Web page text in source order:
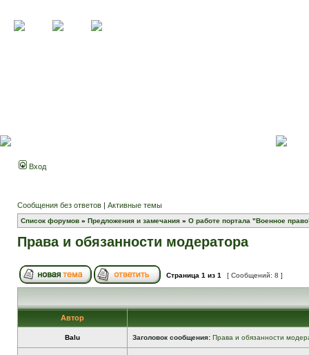
Вход
Сообщения без ответов | Активные темы
Список форумов » Предложения и замечания » О работе портала "Военное
Права и обязанности модератора
Страница 1 из 1 [ Сообщений: 8 ]
Автор
Balu Заголовок сообщения: Права и обязанности